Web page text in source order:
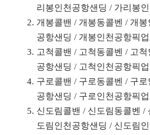
리봉인천공항샌딩 / 가리봉
개봉콜밴 / 개봉동콜벤 / 개
공항샌딩 / 개봉인천공항픽업
고척콜밴 / 고척동콜벤 / 고
공항샌딩 / 고척인천공항픽업
구로콜밴 / 구로동콜벤 / 구
공항샌딩 / 구로인천공항픽업
신도림콜밴 / 신도림동콜벤 /
도림인천공항샌딩 / 신도림